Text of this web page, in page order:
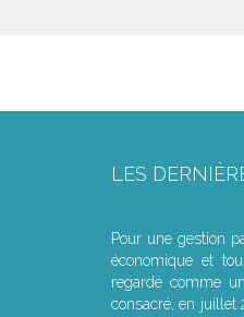
LES
Pour une gestion
économique et
regardé comme
consacré, en juillet